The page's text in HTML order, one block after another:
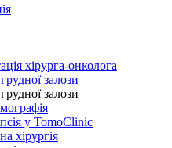
хірурга-онколога
залози
залози
у TomoClinic
хірургія